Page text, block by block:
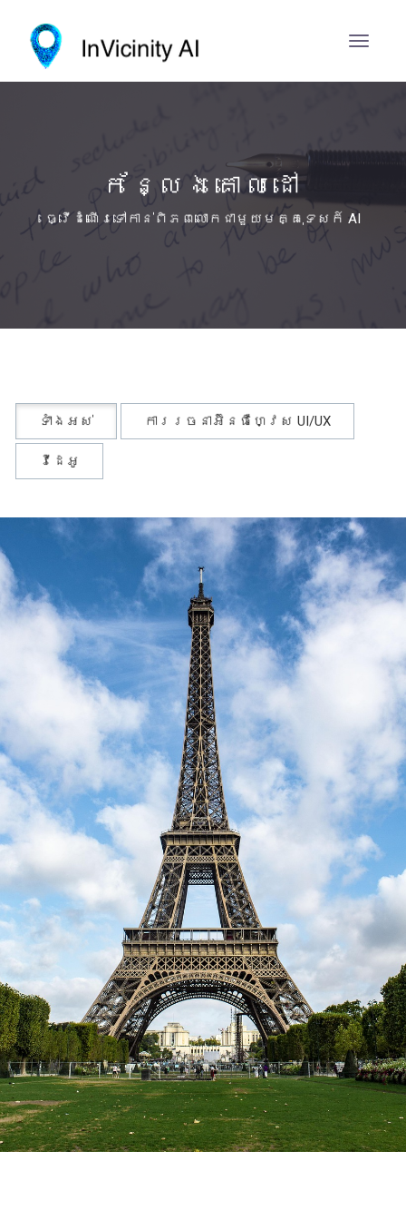
កន្លែងគោលដៅ
ធ្វើដំណើរ​ទៅកាន់ពិភពលោកជាមួយមគ្គុទេសក៍ AI
ទាំងអស់ ការរចនាអ៊ិនធឺហ្វេស UI/UX
វីដេអូ